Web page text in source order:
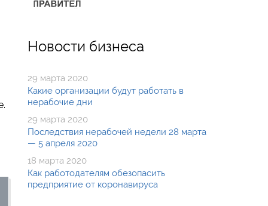
Новости бизнеса
29 марта 2020
Какие организации будут работать в
нерабочие дни
29 марта 2020
Последствия нерабочей недели 28 марта
— 5 апреля 2020
18 марта 2020
Как работодателям обезопасить
предприятие от коронавируса